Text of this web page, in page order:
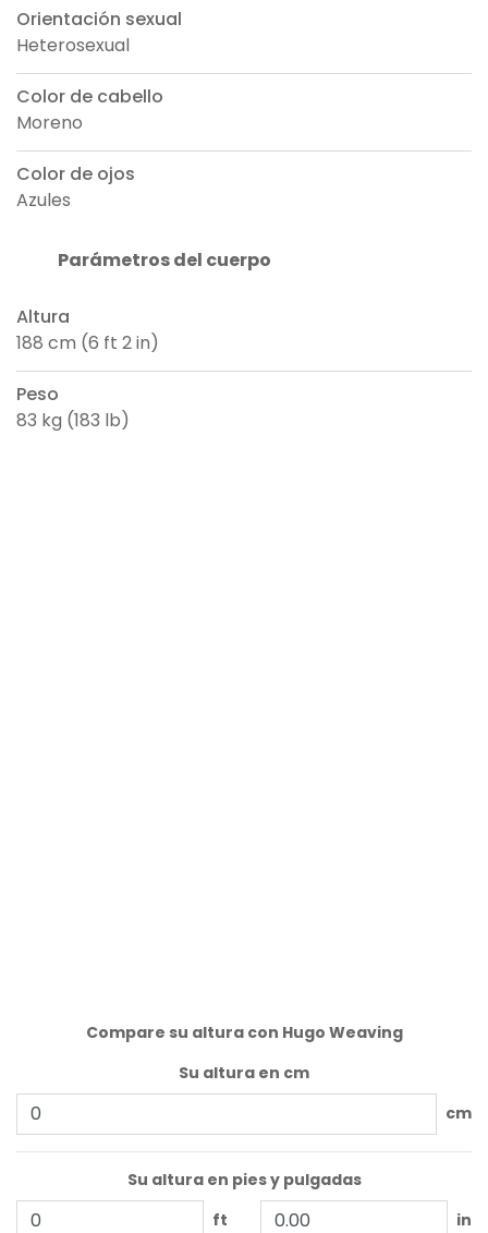
Orientación sexual
Heterosexual
Color de cabello
Moreno
Color de ojos
Azules
Parámetros del cuerpo
Altura
188 cm (6 ft 2 in)
Peso
83 kg (183 lb)
Compare su altura con Hugo Weaving
Su altura en cm
cm
Su altura en pies y pulgadas
ft
in